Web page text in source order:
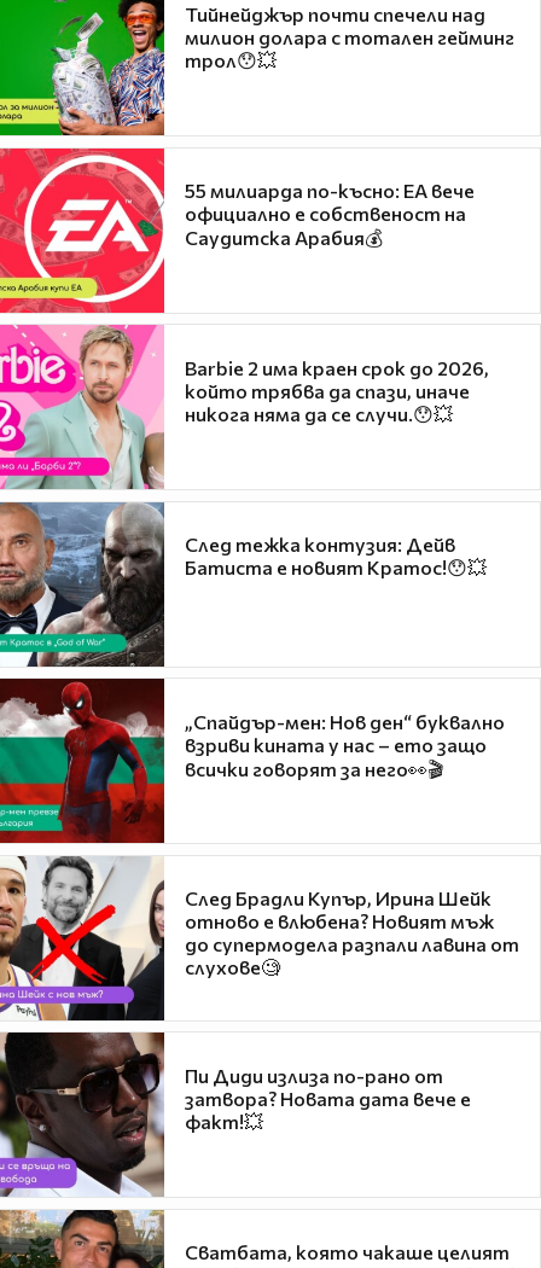
Тийнейджър почти спечели над
милион долара с тотален гейминг
трол😯💥
55 милиарда по-късно: EA вече
официално е собственост на
Саудитска Арабия💰
Barbie 2 има краен срок до 2026,
който трябва да спази, иначе
никога няма да се случи.😯💥
След тежка контузия: Дейв
Батиста е новият Кратос!😯💥
„Спайдър-мен: Нов ден“ буквално
взриви кината у нас – ето защо
всички говорят за него👀🎬
След Брадли Купър, Ирина Шейк
отново е влюбена? Новият мъж
до супермодела разпали лавина от
слухове🧐
Пи Диди излиза по-рано от
затвора? Новата дата вече е
факт!💥
Сватбата, която чакаше целият